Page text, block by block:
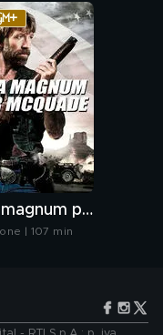
Una magnum per McQuade
| 107 min